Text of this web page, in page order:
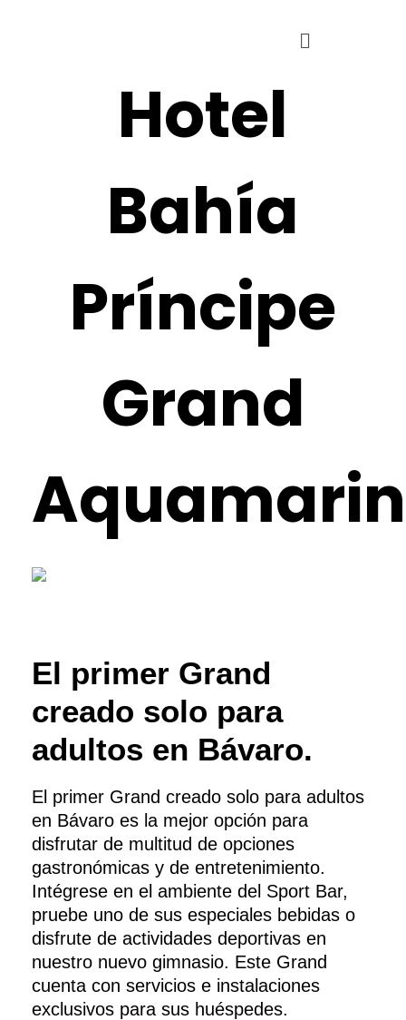
Hotel
Bahía
Príncipe
Grand
El primer Grand
creado solo para
adultos en Bávaro.
El primer Grand creado solo para adultos
en Bávaro es la mejor opción para
disfrutar de multitud de opciones
gastronómicas y de entretenimiento.
Intégrese en el ambiente del Sport Bar,
pruebe uno de sus especiales bebidas o
disfrute de actividades deportivas en
nuestro nuevo gimnasio. Este Grand
cuenta con servicios e instalaciones
exclusivos para sus huéspedes.